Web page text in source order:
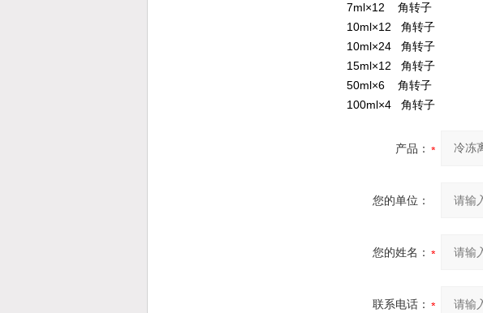
7ml×12 角转子
10ml×12 角转子
10ml×24 角转子
15ml×12 角转子
50ml×6 角转子
100ml×4 角转子
产品：
您的单位：
您的姓名：
联系电话：